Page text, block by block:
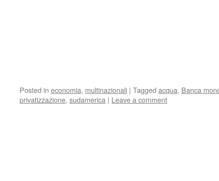
Posted in economia, multinazionali | Tagged acqua, Banca
privatizzazione, sudamerica | Leave a comment